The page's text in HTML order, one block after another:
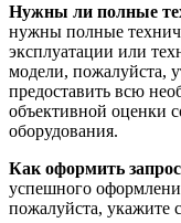
Нужны ли полные
нужны полные
эксплуатации или
модели, пожалуйста,
предоставить всю
объективной оценки
оборудования.
Как оформить
успешного
пожалуйста, укажите